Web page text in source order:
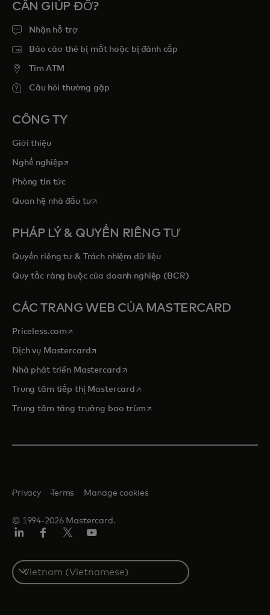
CẦN GIÚP ĐỠ?
Nhận hỗ trợ
Báo cáo thẻ bị mất hoặc bị đánh cắp
Tim ATM
Câu hỏi thường gặp
CÔNG TY
Giới thiệu
Nghề nghiệpopens in a new tab
Phòng tin tức
Quan hệ nhà đầu tưopens in a new tab
PHÁP LÝ & QUYỀN RIÊNG TƯ
Quyền riêng tư & Trách nhiệm dữ liệu
Quy tắc ràng buộc của doanh nghiệp (BCR)
CÁC TRANG WEB CỦA MASTERCARD
Priceless.com opens in a new tab
Dịch vụ Mastercardopens in a new tab
Nhà phát triển Mastercardopens in a new tab
Trung tâm tiếp thị Mastercardopens in a new tab
Trung tâm tăng trưởng bao trùmopens in a new tab
© 1994-2026 Mastercard.
Privacy Terms Manage cookies
Select
a
country